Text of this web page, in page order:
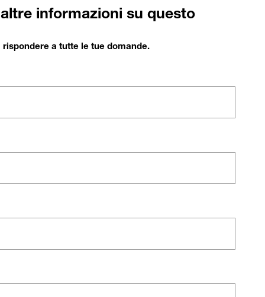
informazioni su questo
a tutte le tue domande.